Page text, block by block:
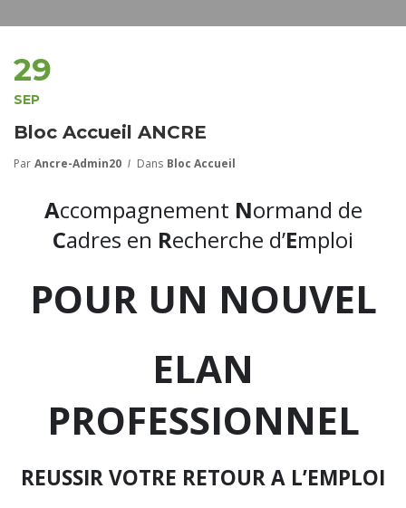
29
SEP
Bloc Accueil ANCRE
Par Ancre-Admin20 Dans Bloc Accueil
Accompagnement Normand de
Cadres en Recherche d’Emploi
POUR UN NOUVEL
ELAN
PROFESSIONNEL
REUSSIR VOTRE RETOUR A L’EMPLOI